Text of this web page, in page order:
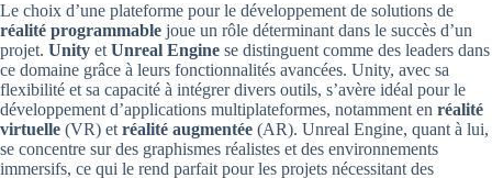
Le choix d’une plateforme pour le développement de solutions de
réalité programmable joue un rôle déterminant dans le succès d’un
projet. Unity et Unreal Engine se distinguent comme des leaders dans
ce domaine grâce à leurs fonctionnalités avancées. Unity, avec sa
flexibilité et sa capacité à intégrer divers outils, s’avère idéal pour le
développement d’applications multiplateformes, notamment en réalité
virtuelle (VR) et réalité augmentée (AR). Unreal Engine, quant à lui,
se concentre sur des graphismes réalistes et des environnements
immersifs, ce qui le rend parfait pour les projets nécessitant des